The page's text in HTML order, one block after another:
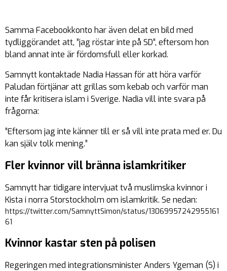
Samma Facebookkonto har även delat en bild med
tydliggörandet att, ”jag röstar inte på SD”, eftersom hon
bland annat inte är fördomsfull eller korkad.
Samnytt kontaktade Nadia Hassan för att höra varför
Paludan förtjänar att grillas som kebab och varför man
inte får kritisera islam i Sverige. Nadia vill inte svara på
frågorna:
”Eftersom jag inte känner till er så vill inte prata med er. Du
kan själv tolk mening.”
Fler kvinnor vill bränna islamkritiker
Samnytt har tidigare intervjuat två muslimska kvinnor i
Kista i norra Storstockholm om islamkritik. Se nedan:
https://twitter.com/SamnyttSimon/status/13069957242955161
61
Kvinnor kastar sten på polisen
Regeringen med integrationsminister Anders Ygeman (S) i